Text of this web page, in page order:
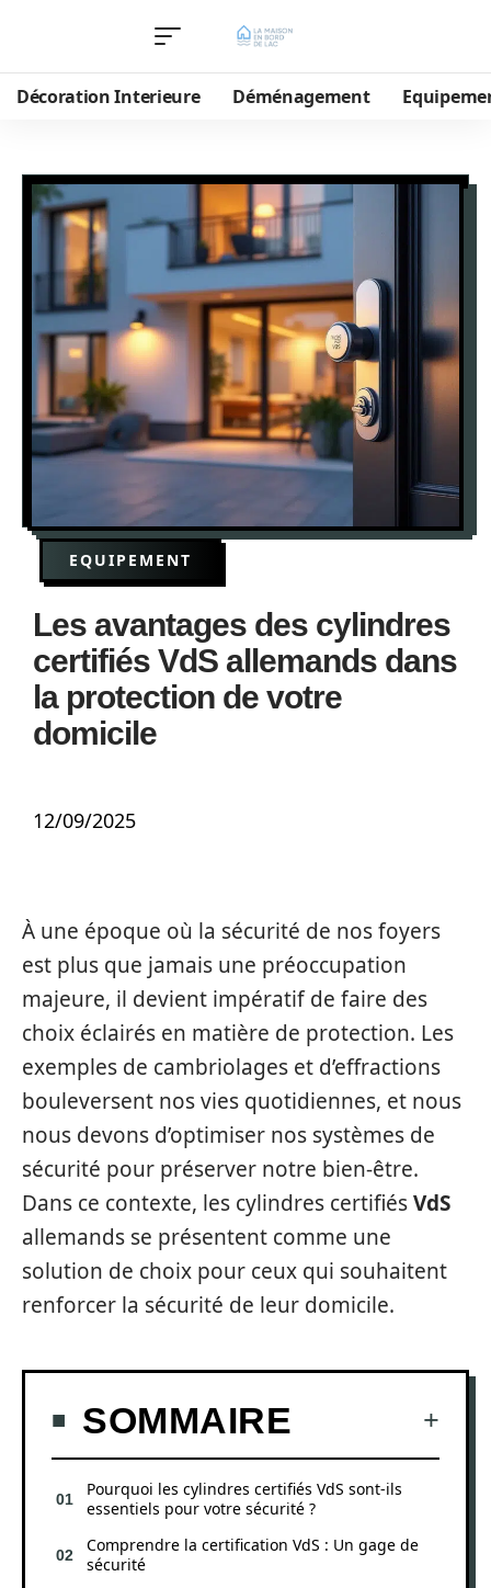
Décoration Interieure Déménagement
EQUIPEMENT
Les avantages des cylindres
certifiés VdS allemands dans
la protection de votre
domicile
12/09/2025
À une époque où la sécurité de nos foyers
est plus que jamais une préoccupation
majeure, il devient impératif de faire des
choix éclairés en matière de protection. Les
exemples de cambriolages et d’effractions
bouleversent nos vies quotidiennes, et nous
nous devons d’optimiser nos systèmes de
sécurité pour préserver notre bien-être.
Dans ce contexte, les cylindres certifiésVdS
allemands se présentent comme une
solution de choix pour ceux qui souhaitent
renforcer la sécurité de leur domicile.
SOMMAIRE
Pourquoi les cylindres certifiés VdS sont-ils
essentiels pour votre sécurité ?
Comprendre la certification VdS : Un gage de
sécurité